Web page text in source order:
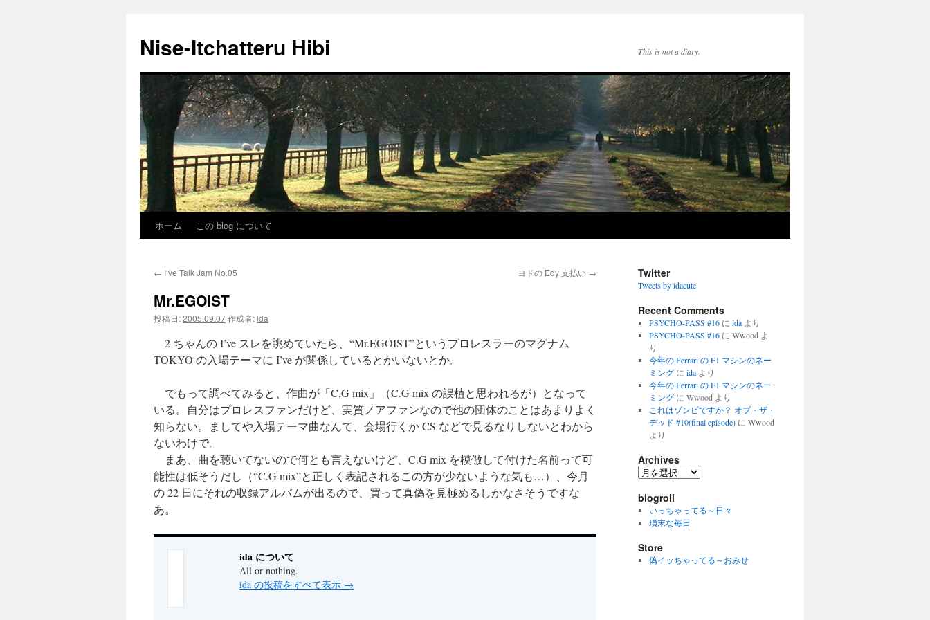
Nise-Itchatteru Hibi This is not a diary.
へ
ホーム この blog について
← I’ve Talk Jam No.05 ヨドの Edy 支払い →
Mr.EGOIST
投稿日:2005.09.07作成者:ida
2 ちゃんの I’ve スレを眺めていたら、“Mr.EGOIST”というプロレスラーのマグナム
TOKYO の入場テーマに I’ve が関係しているとかいないとか。
でもって調べてみると、作曲が「C,G mix」（C.G mix の誤植と思われるが）となって
いる。自分はプロレスファンだけど、実質ノアファンなので他の団体のことはあまりよく
知らない。ましてや入場テーマ曲なんて、会場行くか CS などで見るなりしないとわから
ないわけで。
まあ、曲を聴いてないので何とも言えないけど、C.G mix を模倣して付けた名前って可
能性は低そうだし（“C.G mix”と正しく表記されるこの方が少ないような気も…）、今月
の 22 日にそれの収録アルバムが出るので、買って真偽を見極めるしかなさそうですな
あ。
ida について
All or nothing.
ida の投稿をすべて表示 →
Twitter
Tweets by idacute
Recent Comments
PSYCHO-PASS #16に idaより
PSYCHO-PASS #16に Wwood よ
り
今年の Ferrari の F1 マシンのネー
ミングに idaより
今年の Ferrari の F1 マシンのネー
ミングに Wwood より
これはゾンビですか？ オブ・ザ・
デッド #10(final episode)に Wwood
より
Archives
Archives
blogroll
いっちゃってる～日々
瑣末な毎日
Store
偽イッちゃってる～おみせ